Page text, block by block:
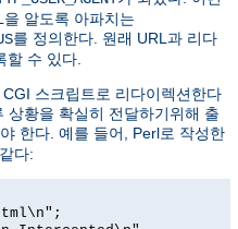
알도록 아파치는
를 정의한다. 원래 URL과 리다
할 수 있다.
스크립트로 리다이렉션한다
상황을 확실히 전달하기위해 출
한다. 예를 들어, Perl로 작성한
다: